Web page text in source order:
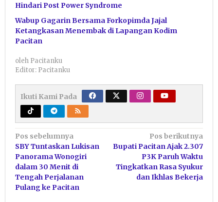
Hindari Post Power Syndrome
Wabup Gagarin Bersama Forkopimda Jajal
Ketangkasan Menembak di Lapangan Kodim
Pacitan
oleh Pacitanku
Editor: Pacitanku
Ikuti Kami Pada
Navigasi
pos
Pos sebelumnya
SBY Tuntaskan Lukisan
Panorama Wonogiri
dalam 30 Menit di
Tengah Perjalanan
Pulang ke Pacitan
Pos berikutnya
Bupati Pacitan Ajak 2.307
P3K Paruh Waktu
Tingkatkan Rasa Syukur
dan Ikhlas Bekerja